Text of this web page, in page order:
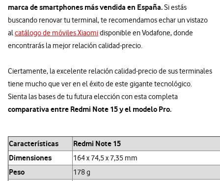
marca de smartphones más vendida en España.Si estás
buscando renovar tu terminal, te recomendamos echar un vistazo
alcatálogo de móviles Xiaomidisponible en Vodafone, donde
encontrarás la mejor relación calidad-precio.
Ciertamente, la excelente relación calidad-precio de sus terminales
tiene mucho que ver en el éxito de este gigante tecnológico.
Sienta las bases de tu futura elección con esta completa
comparativa entre Redmi Note 15 y el modelo Pro.
Características
Redmi Note 15
Dimensiones
164 x 74,5 x 7,35 mm
Peso 178 g